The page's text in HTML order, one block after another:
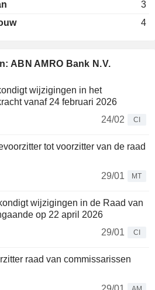
ABN AMRO Bank N.V.
wijzigingen in het
vanaf 24 februari 2026
24/02
CI
tot voorzitter van de raad
29/01
MT
wijzigingen in de Raad van
op 22 april 2026
29/01
CI
raad van commissarissen
3
4